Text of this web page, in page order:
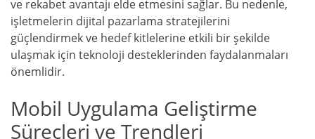
ve rekabet avantajı elde etmesini sağlar. Bu nedenle,
işletmelerin dijital pazarlama stratejilerini
güçlendirmek ve hedef kitlelerine etkili bir şekilde
ulaşmak için teknoloji desteklerinden faydalanmaları
önemlidir.
Mobil Uygulama Geliştirme
Süreçleri ve Trendleri